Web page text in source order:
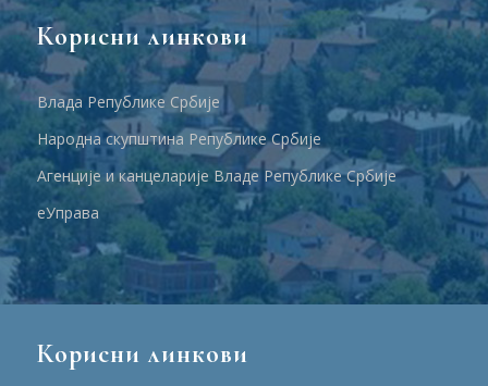
Корисни линкови
Влада Републике Србије
Народна скупштина Републике Србије
Агенције и канцеларије Владе Републике Србије
еУправа
Корисни линкови